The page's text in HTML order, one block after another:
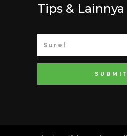
Tips & Lainnya
SUBMIT